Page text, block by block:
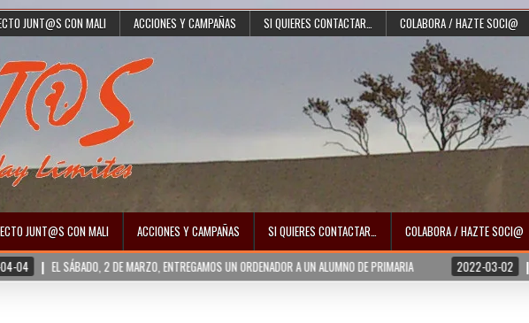
JUNT@S CON MALI ACCIONES Y CAMPAÑAS SI QUIERES CONTACTAR… COLABORA / HAZTE SOCI@
JUNT@S CON MALI ACCIONES Y CAMPAÑAS SI QUIERES CONTACTAR…
COLABORA / HAZTE SOCI@
2 DE MARZO, ENTREGAMOS UN ORDENADOR A UN ALUMNO DE PRIMARIA 2022-03-02 UCRANIA